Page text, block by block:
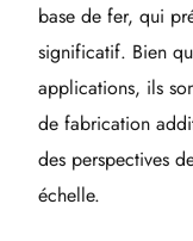
base de fer, qui
significatif. Bien
applications, ils
de fabrication
des perspectives
échelle.